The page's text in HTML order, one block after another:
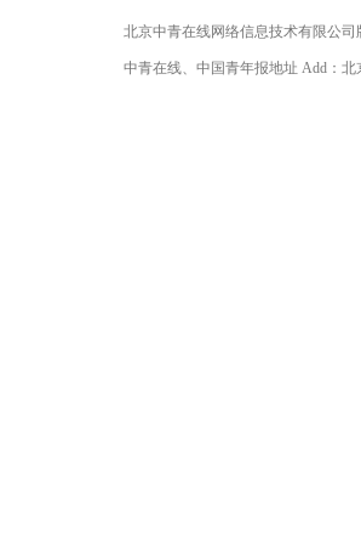
北京中青在线网络信息技术有限公
中青在线、中国青年报地址 Add：北